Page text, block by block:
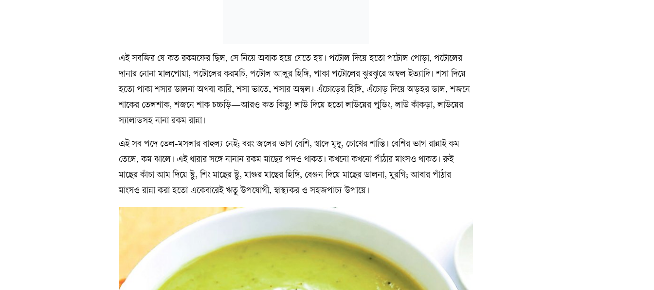
এই সবজির যে কত রকমফের ছিল, সে নিয়ে অবাক হয়ে যেতে হয়। পটোল দিয়ে হতো পটোল পোড়া, পটোলের
দানার নোনা মালপোয়া, পটোলের করমচি, পটোল আলুর হিঙ্গি, পাকা পটোলের ঝুরঝুরে অম্বল ইত্যাদি। শসা দিয়ে
হতো পাকা শসার ডালনা অথবা কারি, শসা ভাতে, শসার অম্বল। এঁচোড়ের হিঙ্গি, এঁচোড় দিয়ে অড়হর ডাল, শজনে
শাকের তেলশাক, শজনে শাক চচ্চড়ি—আরও কত কিছু! লাউ দিয়ে হতো লাউয়ের পুডিং, লাউ কাঁকড়া, লাউয়ের
স্যালাডসহ নানা রকম রান্না।
এই সব পদে তেল-মসলার বাহুল্য নেই; বরং জলের ভাগ বেশি, স্বাদে মৃদু, চোখের শান্তি। বেশির ভাগ রান্না‌ই কম
তেলে, কম ঝালে। এই ধারার সঙ্গে নানান রকম মাছের পদ‌ও থাকত। কখনো কখনো পাঁঠার মাংস‌ও থাকত। রুই
মাছের কাঁচা আম দিয়ে স্টু, শিং মাছের স্টু, মাগুর মাছের হিঙ্গি, বেগুন দিয়ে মাছের ডালনা, মুরগি; আবার পাঁঠার
মাংস‌ও রান্না করা হতো একেবারেই ঋতু উপযোগী, স্বাস্থ্যকর ও সহজপাচ্য উপায়ে।